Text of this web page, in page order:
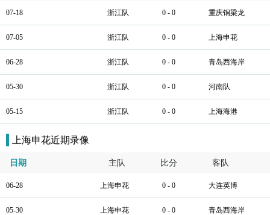
07-18 浙江队 0 - 0 重庆铜梁龙
07-05 浙江队 0 - 0 上海申花
06-28 浙江队 0 - 0 青岛西海岸
05-30 浙江队 0 - 0 河南队
05-15 浙江队 0 - 0 上海海港
上海申花近期录像
日期 主队 比分 客队
06-28 上海申花 0 - 0 大连英博
05-30 上海申花 0 - 0 青岛西海岸